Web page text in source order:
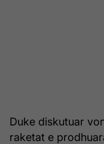
Duke diskutuar
raketat e